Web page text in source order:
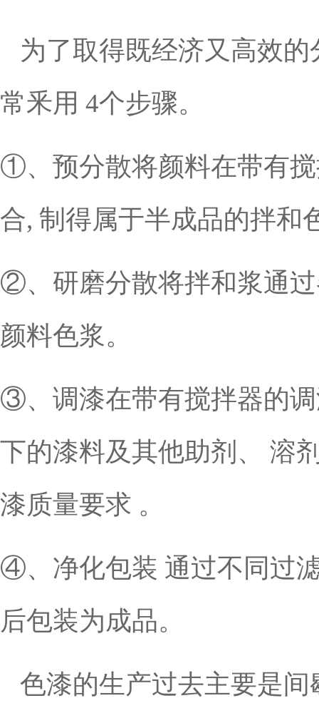
为了取得既经济又高效
常釆用 4个步骤。
①、预分散将颜料在带有
合, 制得属于半成品的拌和
②、研磨分散将拌和浆通
颜料色浆。
③、调漆在带有搅拌器的
下的漆料及其他助剂、 溶
漆质量要求 。
④、净化包装 通过不同过
后包装为成品。
色漆的生产过去主要是